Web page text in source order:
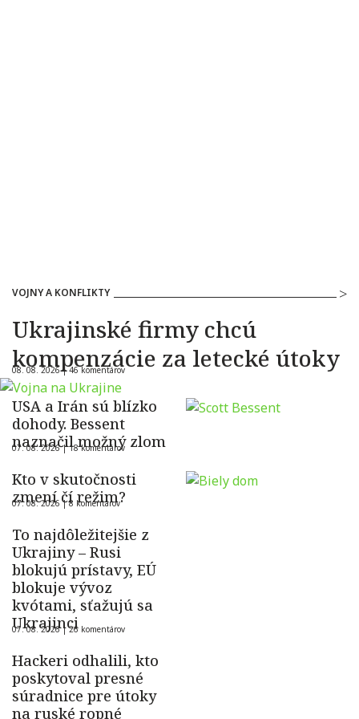
VOJNY A KONFLIKTY
Ukrajinské firmy chcú
kompenzácie za letecké útoky
08. 08. 2026 |46 komentárov
USA a Irán sú blízko
dohody. Bessent
naznačil možný zlom
07. 08. 2026 |18 komentárov
Kto v skutočnosti
zmení čí režim?
07. 08. 2026 |8 komentárov
To najdôležitejšie z
Ukrajiny – Rusi
blokujú prístavy, EÚ
blokuje vývoz
kvótami, sťažujú sa
Ukrajinci
07. 08. 2026 |26 komentárov
Hackeri odhalili, kto
poskytoval presné
súradnice pre útoky
na ruské ropné